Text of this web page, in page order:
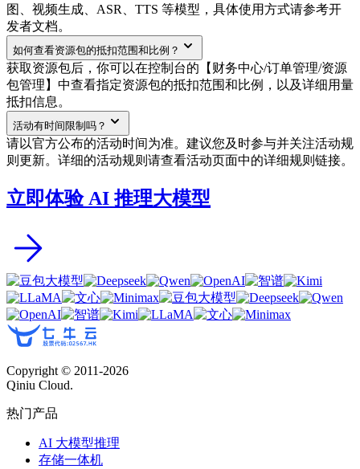
图、视频生成、ASR、TTS 等模型，具体使用方式请参考开
发者文档。
如何查看资源包的抵扣范围和比例？
获取资源包后，你可以在控制台的【财务中心/订单管理/资源
包管理】中查看指定资源包的抵扣范围和比例，以及详细用量
抵扣信息。
活动有时间限制吗？
请以官方公布的活动时间为准。建议您及时参与并关注活动规
则更新。详细的活动规则请查看活动页面中的详细规则链接。
立即体验 AI 推理大模型
Copyright © 2011-2026
Qiniu Cloud.
热门产品
AI 大模型推理
存储一体机